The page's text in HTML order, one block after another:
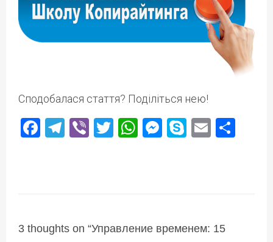
Сподобалася стаття? Поділіться нею!
Facebook
Telegram
ViberTwitter
WhatsApp
Messenger
Skype
Email
3 thoughts on “Управление временем: 15